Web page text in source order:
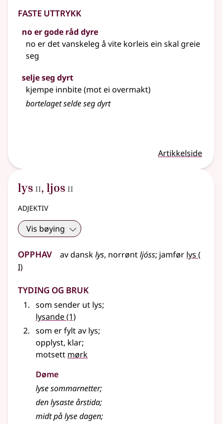
Faste uttrykk
no er gode råd dyre
no er det vanskeleg å vite korleis ein skal greie
seg
selje seg dyrt
kjempe innbite (mot ei overmakt)
bortelaget selde seg dyrt
Artikkelside
lys 2
II, ljos 2
II
adjektiv
Vis bøying
Opphav av dansklys, norrøntljóss; jamfør lys (
I)
Tyding og bruk
som sender ut lys;
lysande(1)
som er fylt av lys;
opplyst, klar;
motsett mørk
Døme
lyse sommarnetter;
denlysasteårstida;
midt pålysedagen;